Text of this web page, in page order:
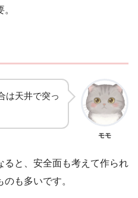
は天井で突っ
モモ
ると、安全面も考えて作られ
も多いです。